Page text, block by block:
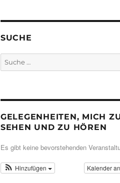
SUCHE
Suche
nach:
GELEGENHEITEN, MICH
SEHEN UND ZU HÖREN
Es gibt keine bevorstehenden
Kalender
Hinzufügen